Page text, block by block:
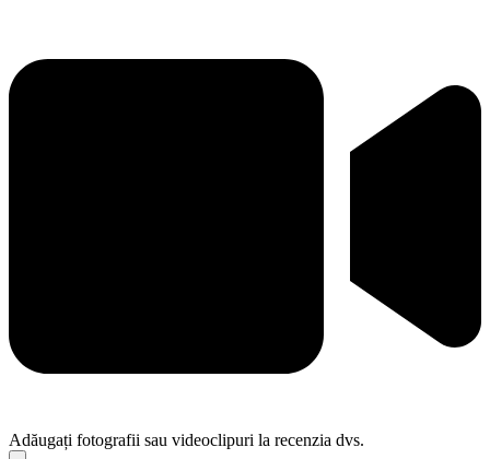
Adăugați fotografii sau videoclipuri la recenzia dvs.